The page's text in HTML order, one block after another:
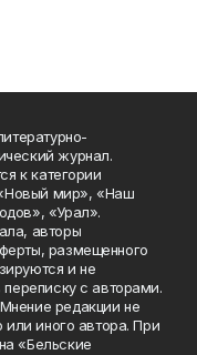
журнал.
к категории
«Новый мир», «Наш
«Урал».
авторы
размещенного
и не
с авторами.
редакции не
или иного автора. При
«Бельские